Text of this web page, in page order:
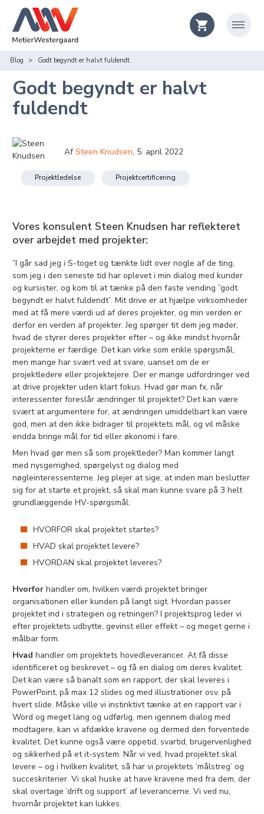
Blog Godt begyndt er halvt fuldendt
Godt begyndt er halvt
fuldendt
AfSteen Knudsen, 5. april 2022
Projektledelse Projektcertificering
Vores konsulent Steen Knudsen har reflekteret
over arbejdet med projekter:
”I går sad jeg i S-toget og tænkte lidt over nogle af de ting,
som jeg i den seneste tid har oplevet i min dialog med kunder
og kursister, og kom til at tænke på den faste vending ”godt
begyndt er halvt fuldendt”. Mit drive er at hjælpe virksomheder
med at få mere værdi ud af deres projekter, og min verden er
derfor en verden af projekter. Jeg spørger tit dem jeg møder,
hvad de styrer deres projekter efter – og ikke mindst hvornår
projekterne er færdige. Det kan virke som enkle spørgsmål,
men mange har svært ved at svare, uanset om de er
projektledere eller projektejere. Der er mange udfordringer ved
at drive projekter uden klart fokus. Hvad gør man fx, når
interessenter foreslår ændringer til projektet? Det kan være
svært at argumentere for, at ændringen umiddelbart kan være
god, men at den ikke bidrager til projektets mål, og vil måske
endda bringe mål for tid eller økonomi i fare.
Men hvad gør men så som projektleder? Man kommer langt
med nysgerrighed, spørgelyst og dialog med
nøgleinteressenterne. Jeg plejer at sige, at inden man beslutter
sig for at starte et projekt, så skal man kunne svare på 3 helt
grundlæggende HV-spørgsmål:
HVORFOR skal projektet startes?
HVAD skal projektet levere?
HVORDAN skal projektet leveres?
Hvorfor handler om, hvilken værdi projektet bringer
organisationen eller kunden på langt sigt. Hvordan passer
projektet ind i strategien og retningen? I projektsprog leder vi
efter projektets udbytte, gevinst eller effekt – og meget gerne i
målbar form.
Hvad handler om projektets hovedleverancer. At få disse
identificeret og beskrevet – og få en dialog om deres kvalitet.
Det kan være så banalt som en rapport, der skal leveres i
PowerPoint, på max 12 slides og med illustrationer osv. på
hvert slide. Måske ville vi instinktivt tænke at en rapport var i
Word og meget lang og udførlig, men igennem dialog med
modtagere, kan vi afdække kravene og dermed den forventede
kvalitet. Det kunne også være oppetid, svartid, brugervenlighed
og sikkerhed på et it-system. Når vi ved, hvad projektet skal
levere – og i hvilken kvalitet, så har vi projektets ’målstreg’ og
succeskriterier. Vi skal huske at have kravene med fra dem, der
skal overtage ’drift og support’ af leverancerne. Vi ved nu,
hvornår projektet kan lukkes.